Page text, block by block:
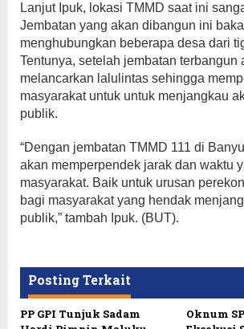
Lanjut Ipuk, lokasi TMMD saat ini
Jembatan yang akan dibangun ini
menghubungkan beberapa desa dari
Tentunya, setelah jembatan terbangun
melancarkan lalulintas sehingga
masyarakat untuk untuk menjangkau
publik.
“Dengan jembatan TMMD 111 di
akan memperpendek jarak dan waktu
masyarakat. Baik untuk urusan
bagi masyarakat yang hendak
publik,” tambah Ipuk. (BUT).
Posting Terkait
PP GPI Tunjuk Sadam
Oknum